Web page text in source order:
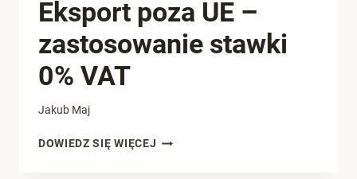
Eksport poza UE –
zastosowanie stawki
0% VAT
Jakub Maj
DOWIEDZ SIĘ WIĘCEJ EKSPORT